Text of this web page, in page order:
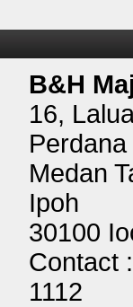
B&H
16,
Perdana
Medan
Ipoh
30100
Contact
1112